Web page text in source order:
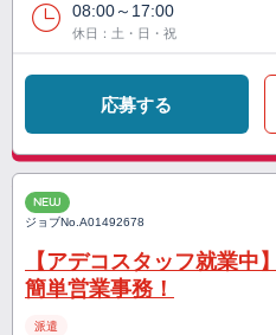
08:00～17:00
休日：土・日・祝
応募する
NEW
ジョブNo.A01492678
【アデコスタッフ就業中
簡単営業事務！
派遣